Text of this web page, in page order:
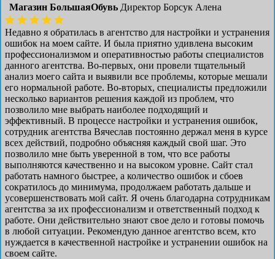
Магазин БольшаяОбувь Директор Борсук Алена
Недавно я обратилась в агентство для настройки и устранения
ошибок на моем сайте. И была приятно удивлена высоким
профессионализмом и оперативностью работы специалистов
данного агентства. Во-первых, они провели тщательный
анализ моего сайта и выявили все проблемы, которые мешали
его нормальной работе. Во-вторых, специалисты предложили
несколько вариантов решения каждой из проблем, что
позволило мне выбрать наиболее подходящий и
эффективный. В процессе настройки и устранения ошибок,
сотрудник агентства Вячеслав постоянно держал меня в курсе
всех действий, подробно объясняя каждый свой шаг. Это
позволило мне быть уверенной в том, что все работы
выполняются качественно и на высоком уровне. Сайт стал
работать намного быстрее, а количество ошибок и сбоев
сократилось до минимума, продолжаем работать дальше и
усовершенствовать мой сайт. Я очень благодарна сотрудникам
агентства за их профессионализм и ответственный подход к
работе. Они действительно знают свое дело и готовы помочь
в любой ситуации. Рекомендую данное агентство всем, кто
нуждается в качественной настройке и устранении ошибок на
своем сайте.